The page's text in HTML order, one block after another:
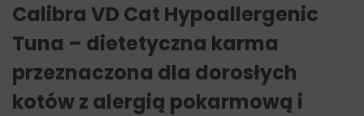
Calibra VD Cat Hypoallergenic
Tuna – dietetyczna karma
przeznaczona dla dorosłych
kotów z alergią pokarmową i